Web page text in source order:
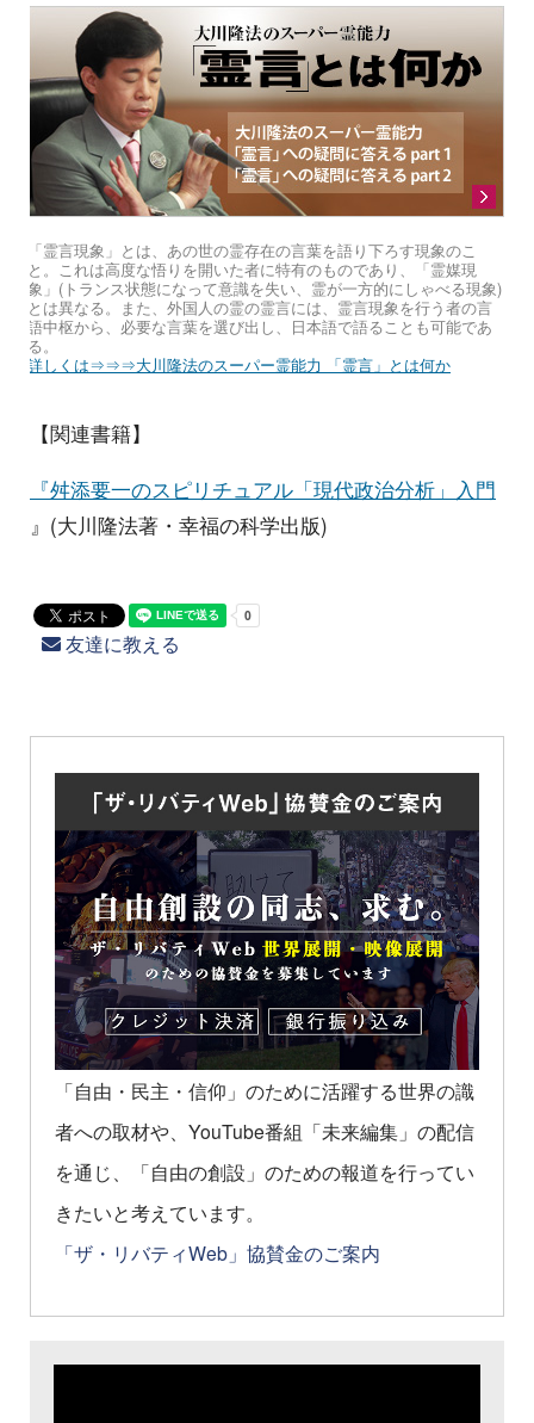
「霊言現象」とは、あの世の霊存在の言葉を語り下ろす現象のこ
と。これは高度な悟りを開いた者に特有のものであり、「霊媒現
象」(トランス状態になって意識を失い、霊が一方的にしゃべる現象)
とは異なる。また、外国人の霊の霊言には、霊言現象を行う者の言
語中枢から、必要な言葉を選び出し、日本語で語ることも可能であ
る。
詳しくは⇒⇒⇒大川隆法のスーパー霊能力 「霊言」とは何か
【関連書籍】
『舛添要一のスピリチュアル「現代政治分析」入門
』(大川隆法著・幸福の科学出版)
友達に教える
「自由・民主・信仰」のために活躍する世界の識
者への取材や、YouTube番組「未来編集」の配信
を通じ、「自由の創設」のための報道を行ってい
きたいと考えています。
「ザ・リバティWeb」協賛金のご案内